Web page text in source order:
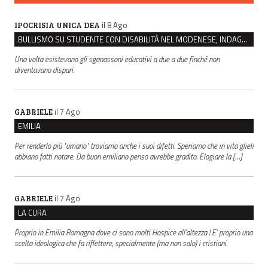
IPOCRISIA UNICA DEA il 8 Ago
BULLISMO SU STUDENTE CON DISABILITÀ NEL MODENESE, INDAGATI DUE RAGAZZI DI 16 ANNI
Una volta esistevano gli sganassoni educativi a due a due finché non
diventavano dispari.
GABRIELE il 7 Ago
EMILIA
Per renderlo più "umano" troviamo anche i suoi difetti. Speriamo che in vita glieli
abbiano fatti notare. Da buon emiliano penso avrebbe gradito. Elogiare la […]
GABRIELE il 7 Ago
LA CURA
Proprio in Emilia Romagna dove ci sono molti Hospice all’altezza ! E’ proprio una
scelta ideologica che fa riflettere, specialmente (ma non solo) i cristiani.